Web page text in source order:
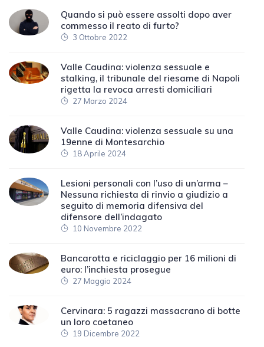
Quando si può essere assolti dopo aver
commesso il reato di furto?
3 Ottobre 2022
Valle Caudina: violenza sessuale e
stalking, il tribunale del riesame di Napoli
rigetta la revoca arresti domiciliari
27 Marzo 2024
Valle Caudina: violenza sessuale su una
19enne di Montesarchio
18 Aprile 2024
Lesioni personali con l’uso di un’arma –
Nessuna richiesta di rinvio a giudizio a
seguito di memoria difensiva del
difensore dell’indagato
10 Novembre 2022
Bancarotta e riciclaggio per 16 milioni di
euro: l’inchiesta prosegue
27 Maggio 2024
Cervinara: 5 ragazzi massacrano di botte
un loro coetaneo
19 Dicembre 2022